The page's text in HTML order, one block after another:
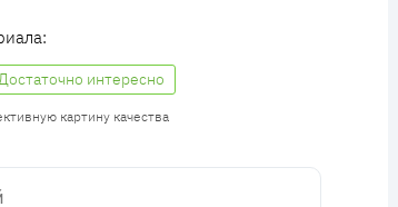
интересно
картину качества